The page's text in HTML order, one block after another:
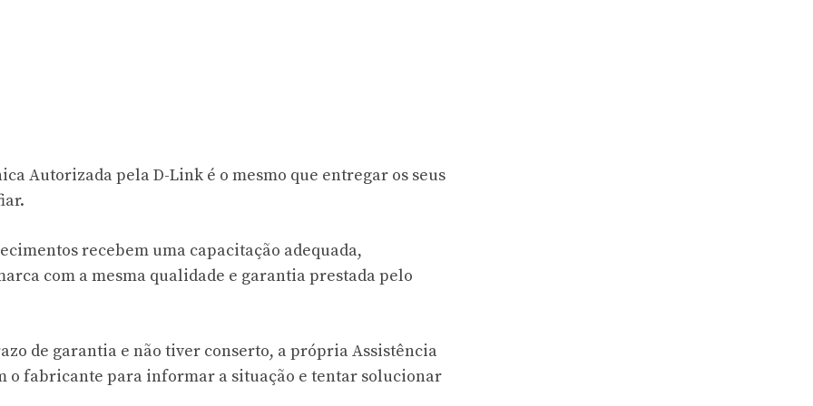
Autorizada pela D-Link é o mesmo que entregar os seus
recebem uma capacitação adequada,
com a mesma qualidade e garantia prestada pelo
de garantia e não tiver conserto, a própria Assistência
o fabricante para informar a situação e tentar solucionar